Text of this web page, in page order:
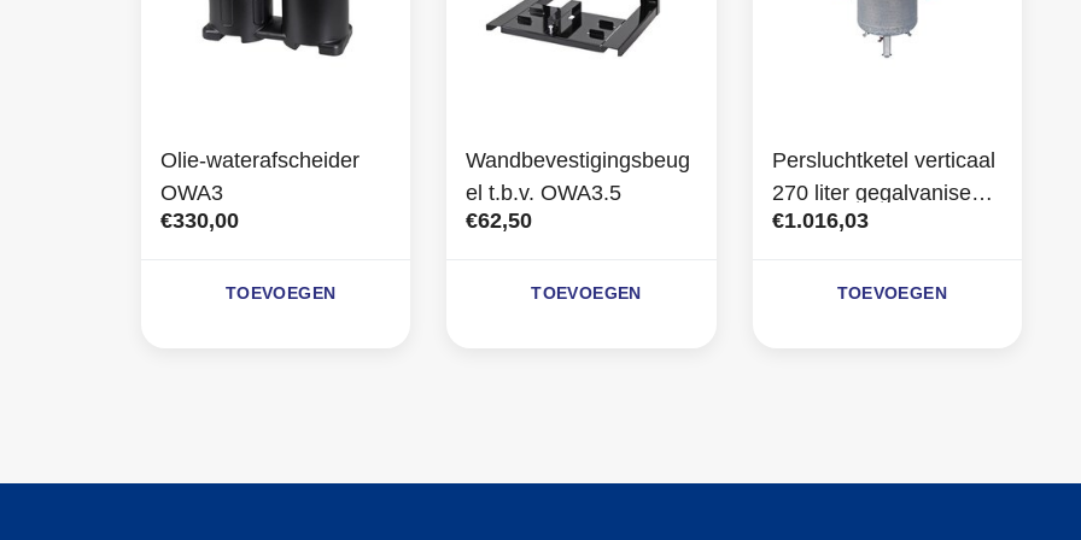
Olie-waterafscheider
OWA3
€330,00
TOEVOEGEN
Wandbevestigingsbeug
el t.b.v. OWA3.5
€62,50
TOEVOEGEN
Persluchtketel verticaal
270 liter gegalvaniseerd
11 bar
€1.016,03
TOEVOEGEN